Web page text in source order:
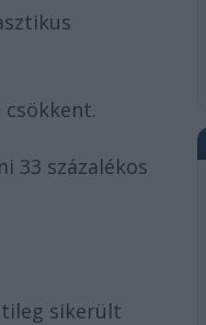
33 százalékos
sikerült